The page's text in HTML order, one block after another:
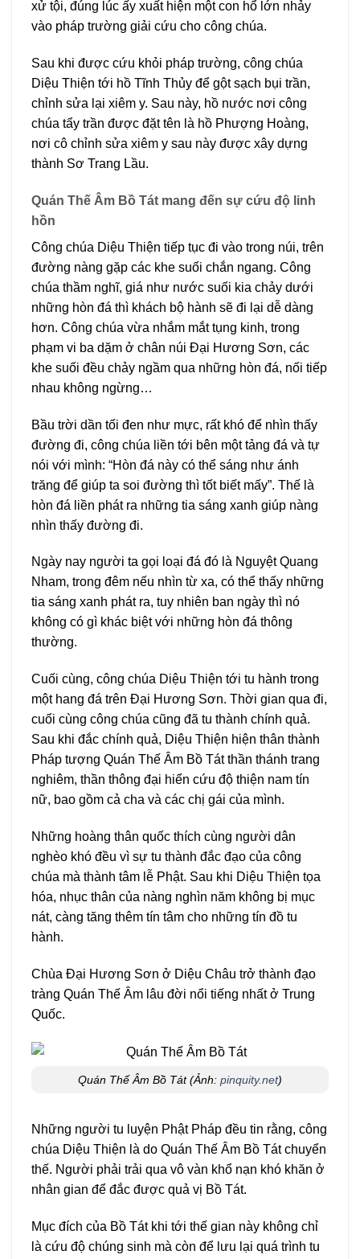
xử tội, đúng lúc ấy xuất hiện một con hổ lớn nhảy
vào pháp trường giải cứu cho công chúa.
Sau khi được cứu khỏi pháp trường, công chúa
Diệu Thiện tới hồ Tĩnh Thủy để gột sạch bụi trần,
chỉnh sửa lại xiêm y. Sau này, hồ nước nơi công
chúa tẩy trần được đặt tên là hồ Phượng Hoàng,
nơi cô chỉnh sửa xiêm y sau này được xây dựng
thành Sơ Trang Lầu.
Quán Thế Âm Bồ Tát mang đến sự cứu độ linh
hồn
Công chúa Diệu Thiện tiếp tục đi vào trong núi, trên
đường nàng gặp các khe suối chắn ngang. Công
chúa thầm nghĩ, giá như nước suối kia chảy dưới
những hòn đá thì khách bộ hành sẽ đi lại dễ dàng
hơn. Công chúa vừa nhắm mắt tụng kinh, trong
phạm vi ba dặm ở chân núi Đại Hương Sơn, các
khe suối đều chảy ngầm qua những hòn đá, nối tiếp
nhau không ngừng…
Bầu trời dần tối đen như mực, rất khó để nhìn thấy
đường đi, công chúa liền tới bên một tảng đá và tự
nói với mình: “Hòn đá này có thể sáng như ánh
trăng để giúp ta soi đường thì tốt biết mấy”. Thế là
hòn đá liền phát ra những tia sáng xanh giúp nàng
nhìn thấy đường đi.
Ngày nay người ta gọi loại đá đó là Nguyệt Quang
Nham, trong đêm nếu nhìn từ xa, có thể thấy những
tia sáng xanh phát ra, tuy nhiên ban ngày thì nó
không có gì khác biệt với những hòn đá thông
thường.
Cuối cùng, công chúa Diệu Thiện tới tu hành trong
một hang đá trên Đại Hương Sơn. Thời gian qua đi,
cuối cùng công chúa cũng đã tu thành chính quả.
Sau khi đắc chính quả, Diệu Thiện hiện thân thành
Pháp tượng Quán Thế Âm Bồ Tát thần thánh trang
nghiêm, thần thông đại hiển cứu độ thiện nam tín
nữ, bao gồm cả cha và các chị gái của mình.
Những hoàng thân quốc thích cùng người dân
nghèo khó đều vì sự tu thành đắc đạo của công
chúa mà thành tâm lễ Phật. Sau khi Diệu Thiện tọa
hóa, nhục thân của nàng nghìn năm không bị mục
nát, càng tăng thêm tín tâm cho những tín đồ tu
hành.
Chùa Đại Hương Sơn ở Diệu Châu trở thành đạo
tràng Quán Thế Âm lâu đời nổi tiếng nhất ở Trung
Quốc.
Quán Thế Âm Bồ Tát(Ảnh: pinquity.net)
Những người tu luyện Phật Pháp đều tin rằng, công
chúa Diệu Thiện là do Quán Thế Âm Bồ Tát chuyển
thế. Người phải trải qua vô vàn khổ nạn khó khăn ở
nhân gian để đắc được quả vị Bồ Tát.
Mục đích của Bồ Tát khi tới thế gian này không chỉ
là cứu độ chúng sinh mà còn để lưu lại quá trình tu